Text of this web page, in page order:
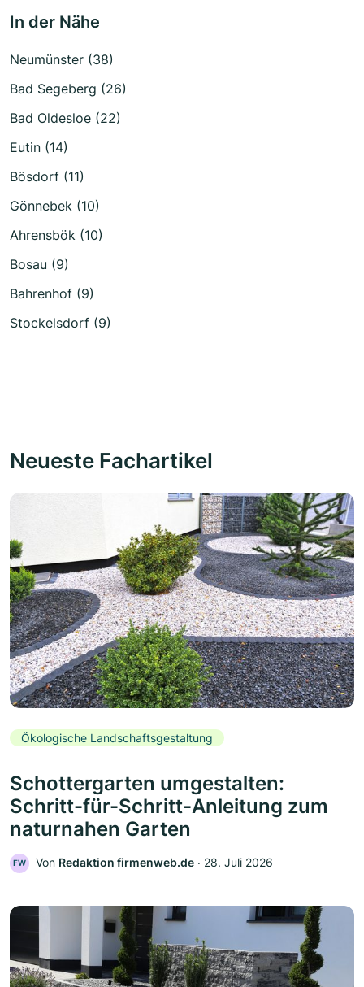
In der Nähe
Neumünster (38)
Bad Segeberg (26)
Bad Oldesloe (22)
Eutin (14)
Bösdorf (11)
Gönnebek (10)
Ahrensbök (10)
Bosau (9)
Bahrenhof (9)
Stockelsdorf (9)
Neueste Fachartikel
Ökologische Landschaftsgestaltung
Schottergarten umgestalten:
Schritt-für-Schritt-Anleitung zum
naturnahen Garten
FW Von Redaktion firmenweb.de ‧ 28. Juli 2026